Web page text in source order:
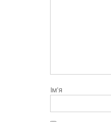
Ім'я